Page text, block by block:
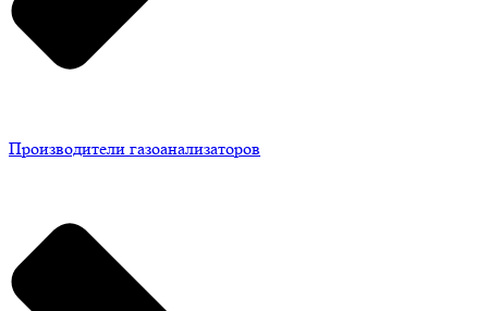
Производители газоанализаторов